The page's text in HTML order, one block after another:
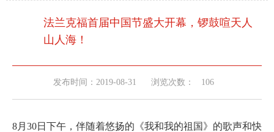
法兰克福首届中国节盛大开幕，锣鼓喧天人
山人海！
发布时间：2019-08-31 浏览次数： 106
8月30日下午，伴随着悠扬的《我和我的祖国》的歌声和快